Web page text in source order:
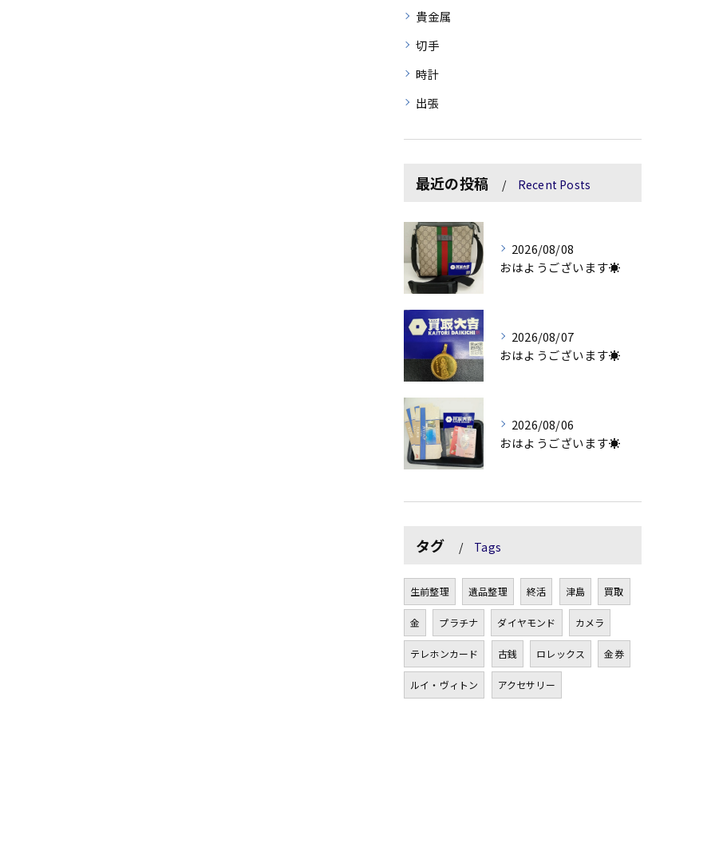
貴金属
切手
時計
出張
最近の投稿 Recent Posts
2026/08/08
おはようございます☀
2026/08/07
おはようございます☀
2026/08/06
おはようございます☀
タグ Tags
生前整理 遺品整理 終活 津島 買取
金 プラチナ ダイヤモンド カメラ
テレホンカード 古銭 ロレックス 金券
ルイ・ヴィトン アクセサリー